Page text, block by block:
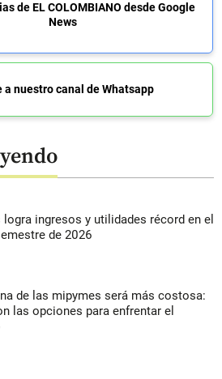
de EL COLOMBIANO desde Google
News
a nuestro canal de Whatsapp
logra ingresos y utilidades récord en el
de 2026
de las mipymes será más costosa:
las opciones para enfrentar el